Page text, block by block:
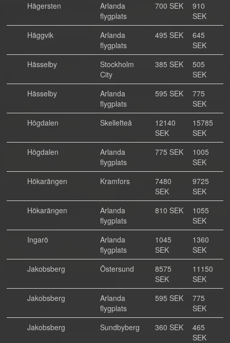
Hägersten
Arlanda
flygplats
700 SEK
910
SEK
Häggvik
Arlanda
flygplats
495 SEK
645
SEK
Hässelby
Stockholm
City
385 SEK
505
SEK
Hässelby
Arlanda
flygplats
595 SEK
775
SEK
Högdalen
Skellefteå
12140
SEK
15785
SEK
Högdalen
Arlanda
flygplats
775 SEK
1005
SEK
Hökarängen
Kramfors
7480
SEK
9725
SEK
Hökarängen
Arlanda
flygplats
810 SEK
1055
SEK
Ingarö
Arlanda
flygplats
1045
SEK
1360
SEK
Jakobsberg
Östersund
8575
SEK
11150
SEK
Jakobsberg
Arlanda
flygplats
595 SEK
775
SEK
Jakobsberg
Sundbyberg 360 SEK
465
SEK